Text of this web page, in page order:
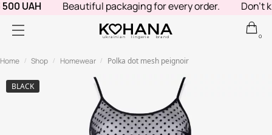
UAH Beautiful packaging for every order. Don't
ukrainian lingerie brand 0
Home / Shop / Homewear / Polka dot mesh peignoir
BLACK